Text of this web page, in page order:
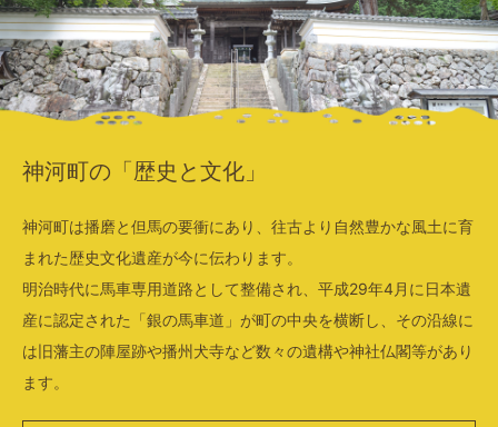
神河町の「歴史と文化」
神河町は播磨と但馬の要衝にあり、往古より自然豊かな風土に育
まれた歴史文化遺産が今に伝わります。
明治時代に馬車専用道路として整備され、平成29年4月に日本遺
産に認定された「銀の馬車道」が町の中央を横断し、その沿線に
は旧藩主の陣屋跡や播州犬寺など数々の遺構や神社仏閣等があり
ます。